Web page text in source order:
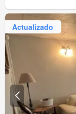
Actualizado